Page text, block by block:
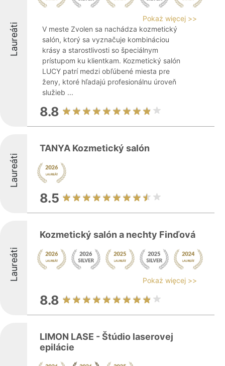
Laureáti
Pokaż więcej >>
V meste Zvolen sa nachádza kozmetický
salón, ktorý sa vyznačuje kombináciou
krásy a starostlivosti so špeciálnym
prístupom ku klientkam. Kozmetický salón
LUCY patrí medzi obľúbené miesta pre
ženy, ktoré hľadajú profesionálnu úroveň
služieb ...
8.8
Laureáti
TANYA Kozmetický salón
8.5
Laureáti
Kozmetický salón a nechty Finďová
Pokaż więcej >>
8.8
LIMON LASE - Štúdio laserovej
epilácie